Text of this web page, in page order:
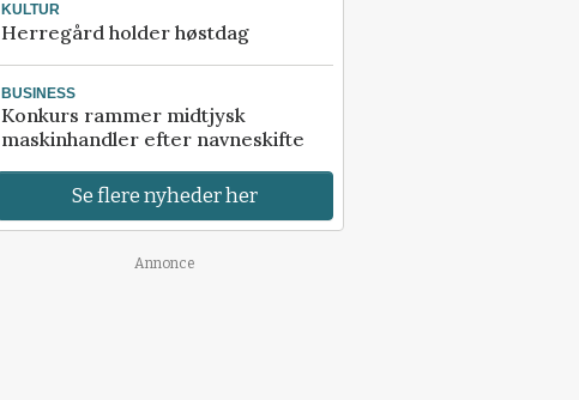
KULTUR
Herregård holder høstdag
BUSINESS
Konkurs rammer midtjysk
maskinhandler efter navneskifte
Se flere nyheder her
Annonce